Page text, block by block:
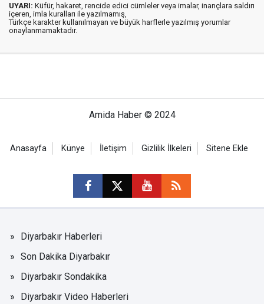
UYARI: Küfür, hakaret, rencide edici cümleler veya imalar, inançlara saldırı
içeren, imla kuralları ile yazılmamış,
Türkçe karakter kullanılmayan ve büyük harflerle yazılmış yorumlar
onaylanmamaktadır.
Amida Haber © 2024
Anasayfa Künye İletişim Gizlilik İlkeleri Sitene Ekle
Diyarbakır Haberleri
Son Dakika Diyarbakır
Diyarbakır Sondakika
Diyarbakır Video Haberleri